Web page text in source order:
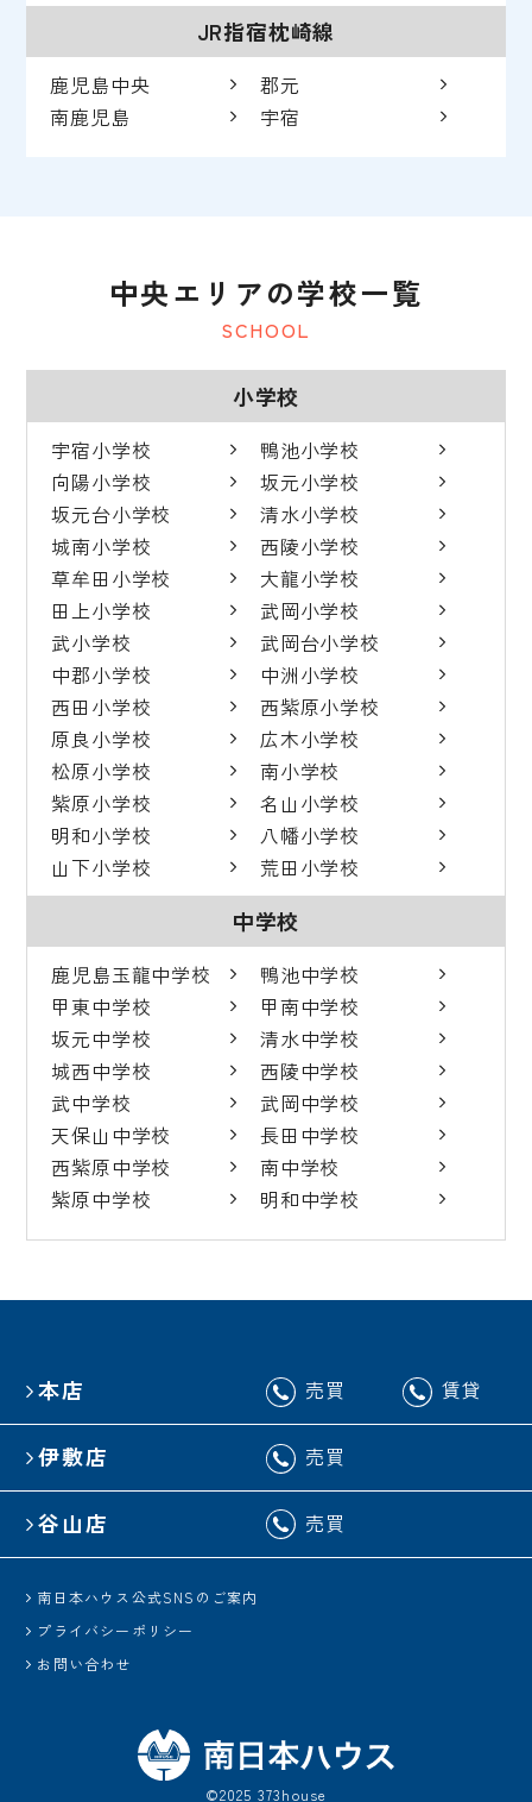
JR指宿枕崎線
鹿児島中央
郡元
南鹿児島
宇宿
SCHOOL
中央エリアの学校一覧
小学校
宇宿小学校
鴨池小学校
向陽小学校
坂元小学校
坂元台小学校
清水小学校
城南小学校
西陵小学校
草牟田小学校
大龍小学校
田上小学校
武岡小学校
武小学校
武岡台小学校
中郡小学校
中洲小学校
西田小学校
西紫原小学校
原良小学校
広木小学校
松原小学校
南小学校
紫原小学校
名山小学校
明和小学校
八幡小学校
山下小学校
荒田小学校
中学校
鹿児島玉龍中学校
鴨池中学校
甲東中学校
甲南中学校
坂元中学校
清水中学校
城西中学校
西陵中学校
武中学校
武岡中学校
天保山中学校
長田中学校
西紫原中学校
南中学校
紫原中学校
明和中学校
本店 売買 賃貸
伊敷店 売買
谷山店 売買
南日本ハウス公式SNSのご案内
プライバシーポリシー
お問い合わせ
©2025 373house